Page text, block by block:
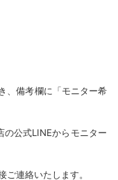
、備考欄に「モニター希
の公式LINEからモニター
ご連絡いたします。